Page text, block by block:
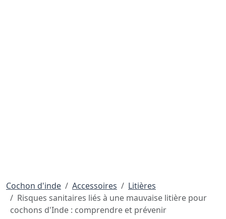
Cochon d'inde Accessoires
Litières
Risques sanitaires liés à une mauvaise litière pour
cochons d'Inde : comprendre et prévenir